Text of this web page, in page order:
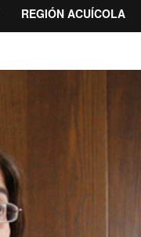
REGIÓN ACUÍCOLA